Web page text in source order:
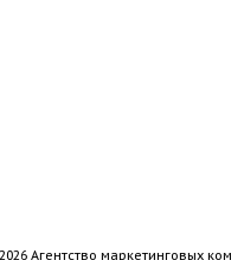
Агентство маркетинговых